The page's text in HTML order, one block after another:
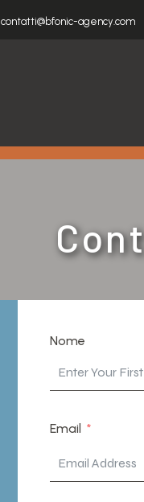
contatti@bfonic-agency.com
Nome
Email